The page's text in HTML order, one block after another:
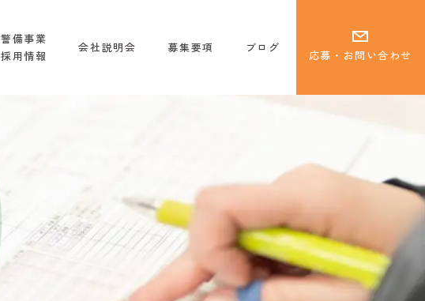
警備事業
採用情報
会社説明会 募集要項 ブログ
応募・お問い合わせ